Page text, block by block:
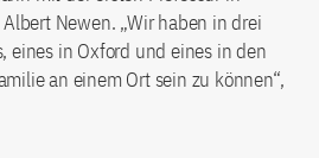
Newen. „Wir haben in drei
eines in Oxford und eines in den
an einem Ort sein zu können“,